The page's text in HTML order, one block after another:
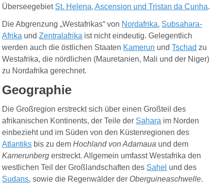
Überseegebiet St. Helena, Ascension und Tristan da Cunha.
Die Abgrenzung „Westafrikas“ von Nordafrika, Subsahara-
Afrika undZentralafrika ist nicht eindeutig. Gelegentlich
werden auch die östlichen Staaten Kamerun undTschad zu
Westafrika, die nördlichen (Mauretanien, Mali und der Niger)
zu Nordafrika gerechnet.
Geographie
Die Großregion erstreckt sich über einen Großteil des
afrikanischen Kontinents, der Teile der Sahara im Norden
einbezieht und im Süden von den Küstenregionen des
Atlantiks bis zu demHochland von Adamaua und dem
Kamerunberg erstreckt. Allgemein umfasst Westafrika den
westlichen Teil der Großlandschaften des Sahel und des
Sudans, sowie die Regenwälder der Oberguineaschwelle.